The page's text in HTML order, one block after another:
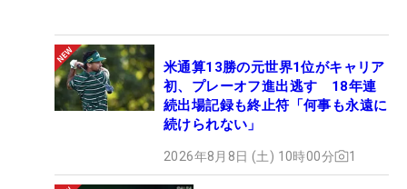
米通算13勝の元世界1位がキャリア
初、プレーオフ進出逃す 18年連
続出場記録も終止符「何事も永遠に
続けられない」
2026年8月8日 (土) 10時00分 1